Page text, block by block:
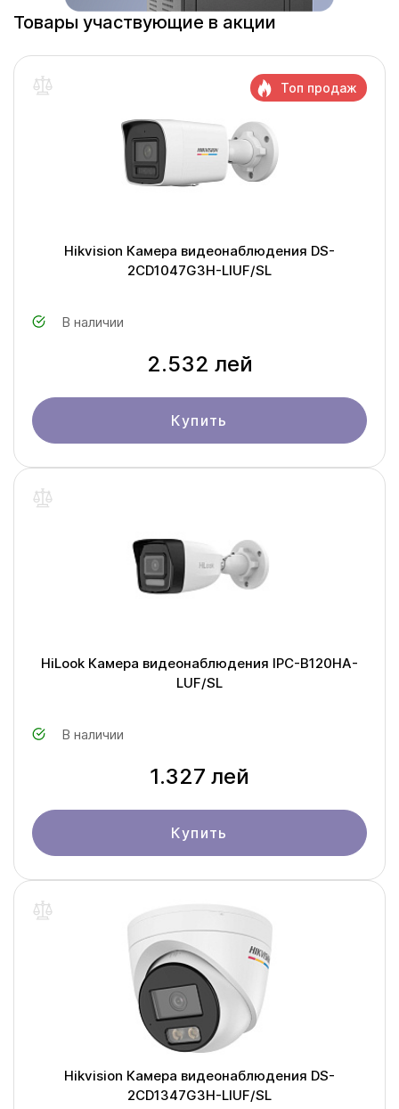
Товары участвующие в акции
Hikvision Камера видеонаблюдения DS-
2CD1047G3H-LIUF/SL
В наличии
2.532 лей
Купить
Топ продаж
HiLook Камера видеонаблюдения IPC-B120HA-
LUF/SL
В наличии
1.327 лей
Купить
Hikvision Камера видеонаблюдения DS-
2CD1347G3H-LIUF/SL